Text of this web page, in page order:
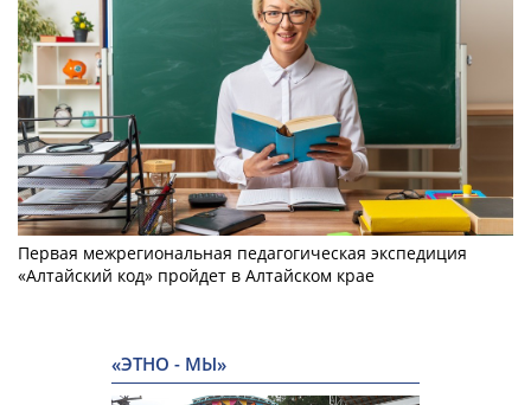
Первая межрегиональная педагогическая экспедиция
«Алтайский код» пройдет в Алтайском крае
«ЭТНО - МЫ»